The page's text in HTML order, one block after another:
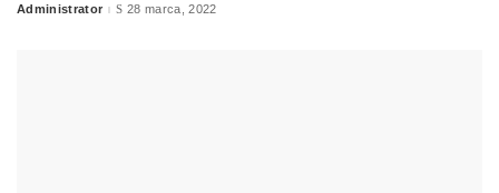
Posted
Administrator 28 marca, 2022